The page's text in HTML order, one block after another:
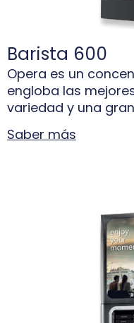
Barista 600
Opera es un
engloba las
variedad y una
Saber más